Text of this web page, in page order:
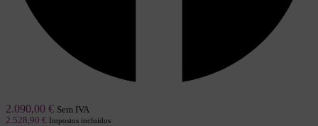
2.090,00 € Sem IVA
2.528,90 € Impostos incluídos